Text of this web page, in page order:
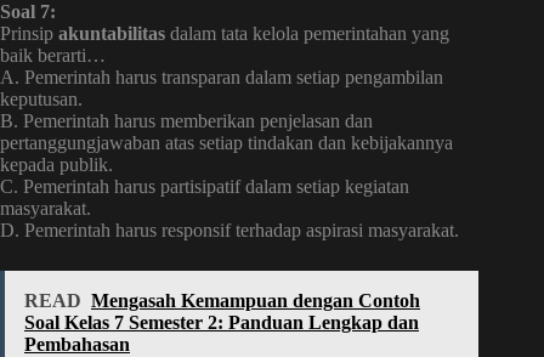
Soal 7:
Prinsip akuntabilitas dalam tata kelola pemerintahan yang
baik berarti…
A. Pemerintah harus transparan dalam setiap pengambilan
keputusan.
B. Pemerintah harus memberikan penjelasan dan
pertanggungjawaban atas setiap tindakan dan kebijakannya
kepada publik.
C. Pemerintah harus partisipatif dalam setiap kegiatan
masyarakat.
D. Pemerintah harus responsif terhadap aspirasi masyarakat.
READ Mengasah Kemampuan dengan Contoh
Soal Kelas 7 Semester 2: Panduan Lengkap dan
Pembahasan